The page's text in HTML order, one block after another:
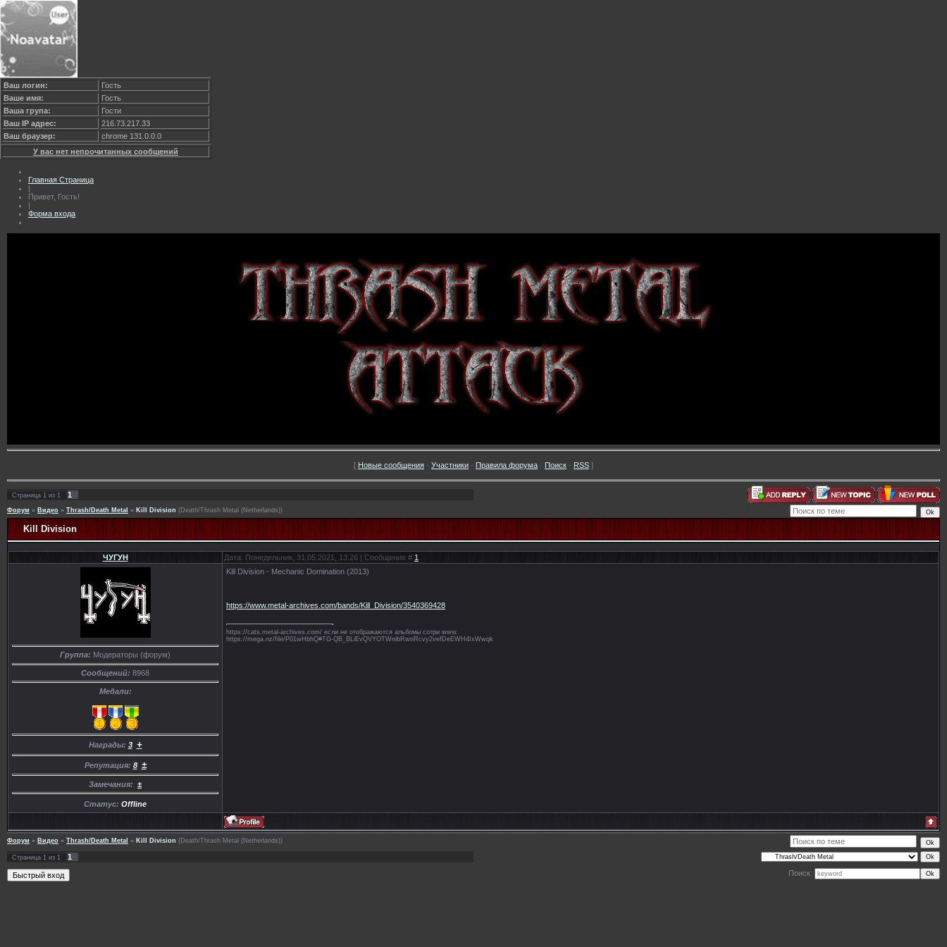
Ваш логин:
Гость
Ваше имя:
Гость
Ваша група:
Гости
Ваш IP адрес:
216.73.217.33
Ваш браузер:
chrome 131.0.0.0
У вас нет непрочитанных сообщений
Главная Страница
|
Привет, Гость!
|
Форма входа
[ Новые сообщения · Участники · Правила форума · Поиск · RSS ]
Страница 1 из 1 1
Форум » Видео » Thrash/Death Metal » Kill Division (Death/Thrash Metal (Netherlands))
Kill Division
ЧУГУН Дата: Понедельник, 31.05.2021, 13:26 | Сообщение # 1
Группа: Модераторы (форум)
Сообщений: 8968
Медали:
Награды: 3 +
Репутация: 8 ±
Замечания: ±
Статус: Offline
Kill Division - Mechanic Domination (2013)
https://www.metal-archives.com/bands/Kill_Division/3540369428
https://cats.metal-archives.com/ если не отображаются альбомы сотри www.
https://mega.nz/file/P01wHbhQ#TG-QB_BLiEvQVYOTWnibRwnRcvy2vefDeEWH4IxWwqk
Форум » Видео » Thrash/Death Metal » Kill Division (Death/Thrash Metal (Netherlands))
Страница 1 из 1
1
Поиск: